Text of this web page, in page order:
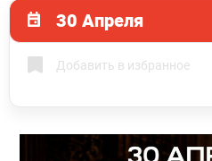
30 Апреля
Добавить в избранное